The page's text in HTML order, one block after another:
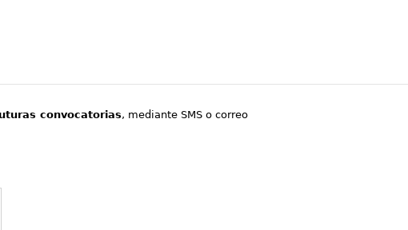
convocatorias, mediante SMS o correo